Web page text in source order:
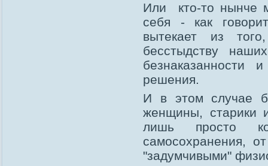
Или кто-то нынче
себя - как
вытекает из
бесстыдству
безнаказанности
решения.
И в этом случае
женщины, старики
лишь просто
самосохранения,
"задумчивыми"